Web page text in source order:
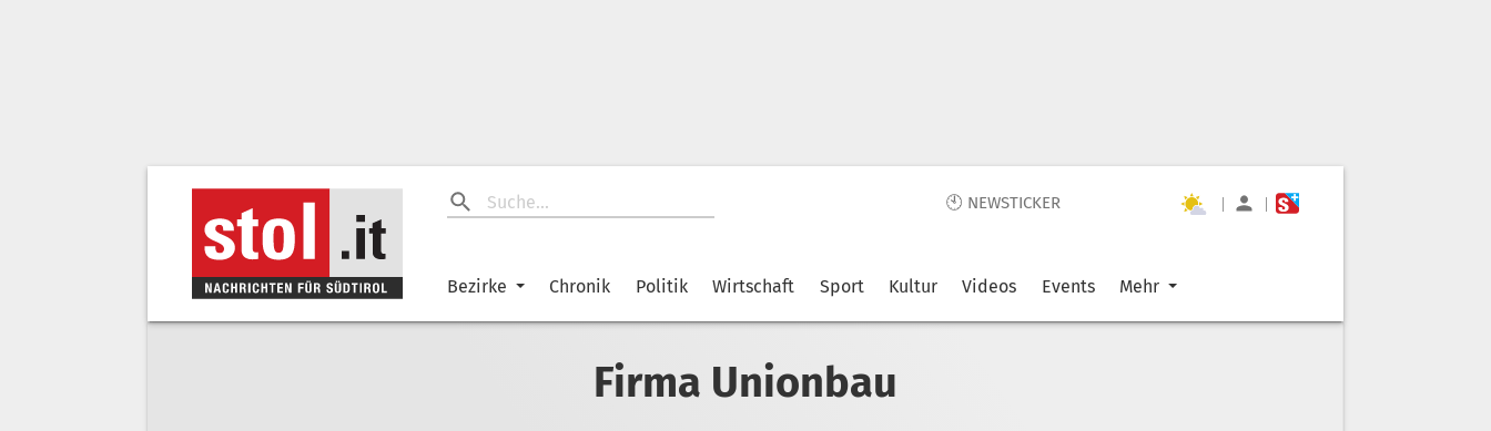
🕙 NEWSTICKER | |
Bezirke Chronik Politik Wirtschaft Sport Kultur Videos Events Mehr
Firma Unionbau